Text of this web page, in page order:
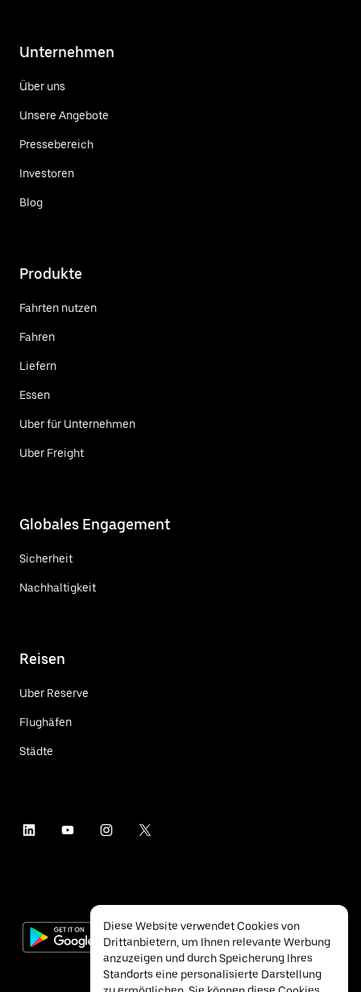
Unternehmen
Über uns
Unsere Angebote
Pressebereich
Investoren
Blog
Produkte
Fahrten nutzen
Fahren
Liefern
Essen
Uber für Unternehmen
Uber Freight
Globales Engagement
Sicherheit
Nachhaltigkeit
Reisen
Uber Reserve
Flughäfen
Städte
Diese Website verwendet Cookies von
Drittanbietern, um Ihnen relevante Werbung
anzuzeigen und durch Speicherung Ihres
Standorts eine personalisierte Darstellung